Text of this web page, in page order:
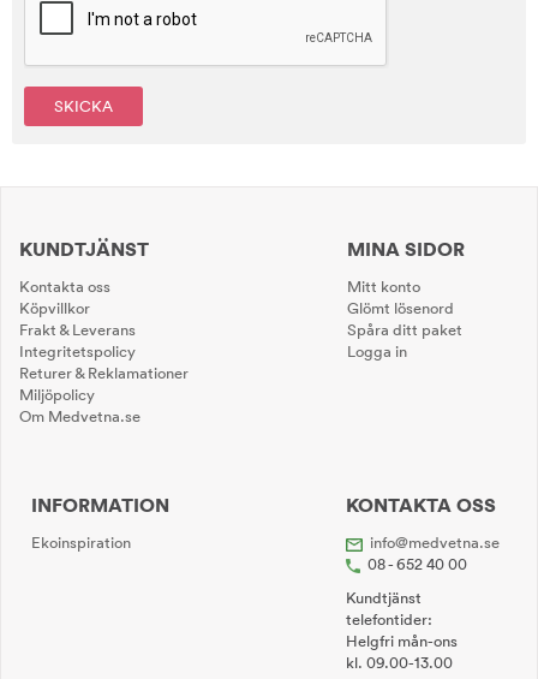
SKICKA
KUNDTJÄNST
Kontakta oss
Köpvillkor
Frakt & Leverans
Integritetspolicy
Returer & Reklamationer
Miljöpolicy
Om Medvetna.se
MINA SIDOR
Mitt konto
Glömt lösenord
Spåra ditt paket
Logga in
INFORMATION
Ekoinspiration
KONTAKTA OSS
info@medvetna.se
08 - 652 40 00
Kundtjänst
telefontider:
Helgfri mån-ons
kl. 09.00-13.00